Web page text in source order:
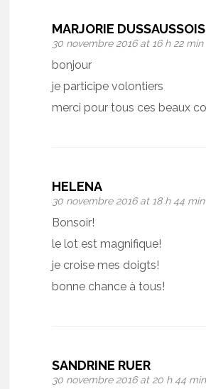
MARJORIE DUSSAUSSOIS
30 novembre 2016 at 16 h 22 min
bonjour
je participe volontiers
merci pour tous ces beaux
HELENA
30 novembre 2016 at 18 h 44 min
Bonsoir!
le lot est magnifique!
je croise mes doigts!
bonne chance à tous!
SANDRINE RUER
30 novembre 2016 at 20 h 44 min